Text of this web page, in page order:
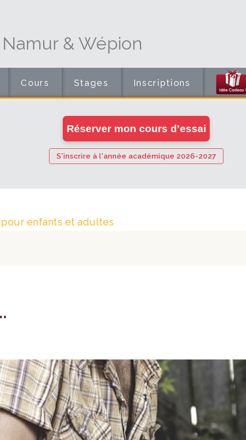
& Wépion
Cours Stages Inscriptions
Réserver mon cours d’essai
S'inscrire à l'année académique 2026-2027
enfants et adultes